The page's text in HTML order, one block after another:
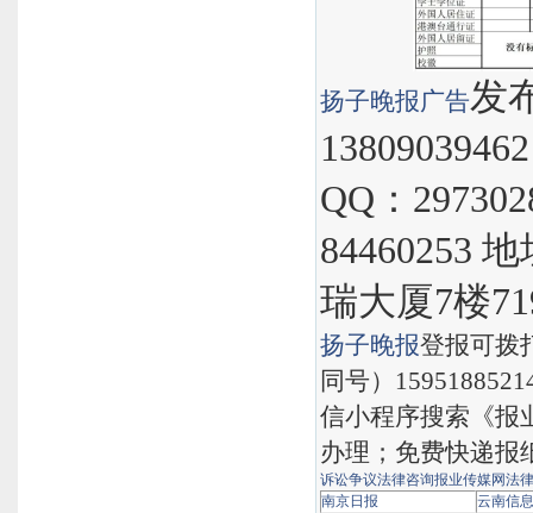
扬子晚报广告发
QQ：
84460253
瑞大厦7楼
扬子晚报登报可拨
同号）
信小程序搜索《报
办理；免费快递报
诉讼争议法律咨询报业传媒网法
南京日报
云南信